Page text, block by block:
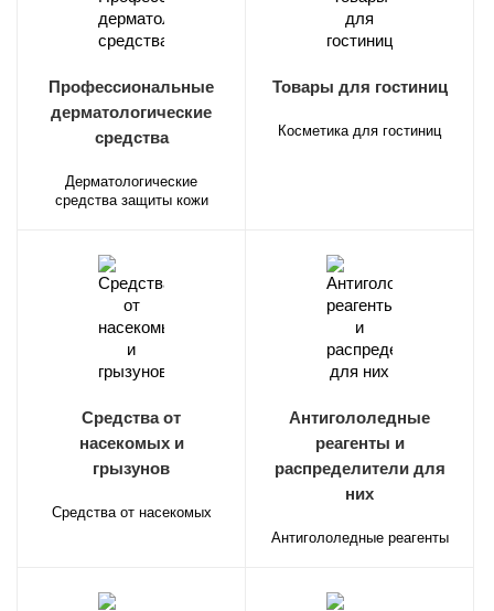
Профессиональные
дерматологические
средства
Дерматологические
средства защиты кожи
Товары для гостиниц
Косметика для гостиниц
Средства от
насекомых и
грызунов
Средства от насекомых
Антигололедные
реагенты и
распределители для
них
Антигололедные реагенты